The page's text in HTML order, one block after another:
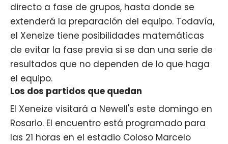
directo a fase de grupos, hasta donde se
extenderá la preparación del equipo. Todavía,
el Xeneize tiene posibilidades matemáticas
de evitar la fase previa si se dan una serie de
resultados que no dependen de lo que haga
el equipo.
Los dos partidos que quedan
El Xeneize visitará a Newell's este domingo en
Rosario. El encuentro está programado para
las 21 horas en el estadio Coloso Marcelo